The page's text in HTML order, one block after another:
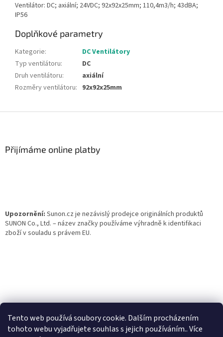
Tento web používá soubory cookie. Dalším procházením
tohoto webu vyjadřujete souhlas s jejich používáním.. Více
Ventilátor: DC; axiální; 24VDC; 92x92x25mm; 110,4m3/h; 43dBA;
IP56
Doplňkové parametry
Kategorie:
DC Ventilátory
Typ ventilátoru:
DC
Druh ventilátoru:
axiální
Rozměry ventilátoru: 92x92x25mm
Přijímáme online platby
Upozornění: Sunon.cz je nezávislý prodejce originálních produktů
SUNON Co., Ltd. – název značky používáme výhradně k identifikaci
zboží v souladu s právem EU.